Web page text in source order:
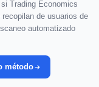
Trading Economics
de usuarios de
automatizado
método